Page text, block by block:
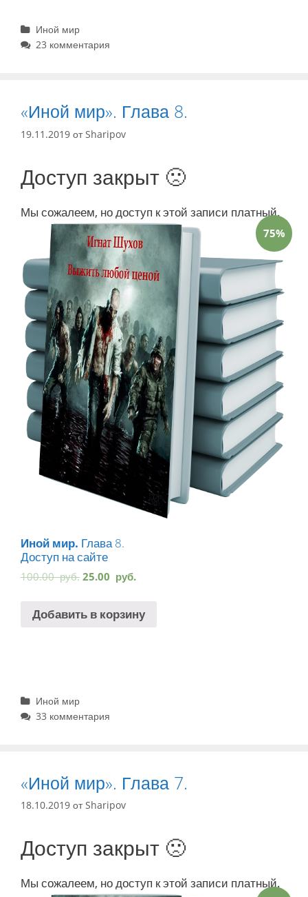
Рубрики
Иной мир
23 комментария
«Иной мир». Глава 8.
19.11.2019 отSharipov
Доступ закрыт 🙁
Мы сожалеем, но доступ к этой записи платный.
75%
Иной мир. Глава 8.
Доступ на сайте
100.00руб. 25.00 руб.
Добавить в корзину
Рубрики
Иной мир
33 комментария
«Иной мир». Глава 7.
18.10.2019 отSharipov
Доступ закрыт 🙁
Мы сожалеем, но доступ к этой записи платный.